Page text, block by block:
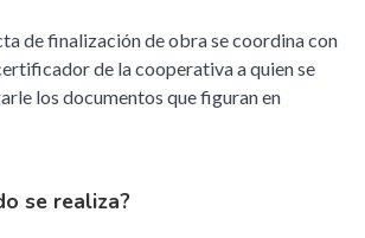
de finalización de obra se coordina con
de la cooperativa a quien se
los documentos que figuran en
se realiza?